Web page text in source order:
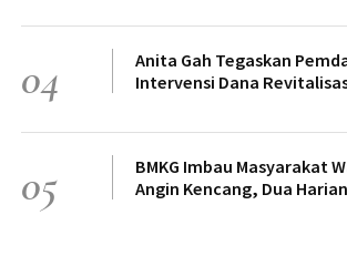
04
Anita Gah Tegaskan
Intervensi Dana
05
BMKG Imbau Masyarakat
Angin Kencang, Dua Harian